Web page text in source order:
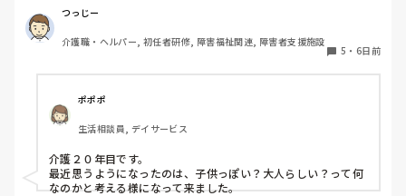
ントになりがちです。
みなさん30代なので、年相応で、なおかつ本人たちが楽しめ
る企画のアイデアはないでしょうか？
つっじー
介護職・ヘルパー, 初任者研修, 障害福祉関連, 障害者支援施設
5 ・ 6日前
ポポポ
生活相談員, デイサービス
介護２０年目です。
最近思うようになったのは、子供っぽい？大人らしい？って何
なのかと考える様になって来ました。